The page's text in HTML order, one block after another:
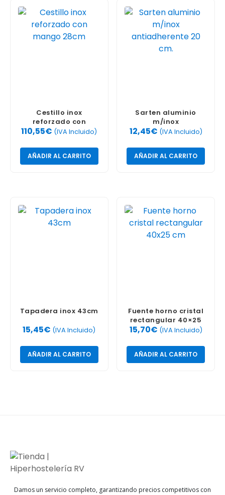
Cestillo inox
reforzado con
mango 28cm
110,55€ (IVA Incluido)
AÑADIR AL CARRITO
Sarten aluminio
m/inox
antiadherente 20 cm.
12,45€ (IVA Incluido)
AÑADIR AL CARRITO
Tapadera inox 43cm
15,45€ (IVA Incluido)
AÑADIR AL CARRITO
Fuente horno cristal
rectangular 40×25
cm
15,70€ (IVA Incluido)
AÑADIR AL CARRITO
Damos un servicio completo, garantizando precios competitivos con